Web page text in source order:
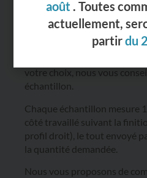
Échantillons
votre choix, nous vous
échantillon.
Chaque échantillon mesure
côté travaillé suivant la
profil droit), le tout envoyé
la quantité demandée.
Nous vous proposons de